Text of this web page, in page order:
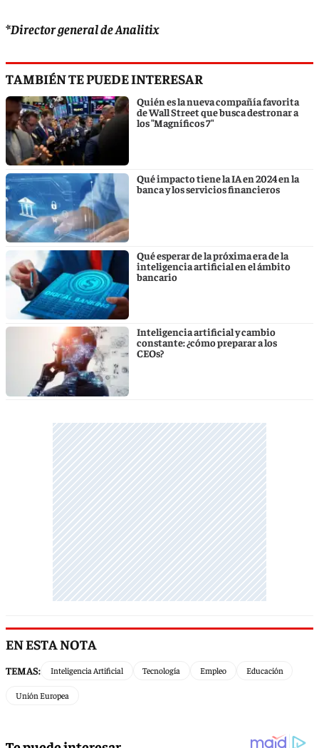
*Director general de Analitix
TAMBIÉN TE PUEDE INTERESAR
Quién es la nueva compañía favorita
de Wall Street que busca destronar a
los "Magníficos 7"
Qué impacto tiene la IA en 2024 en la
banca y los servicios financieros
Qué esperar de la próxima era de la
inteligencia artificial en el ámbito
bancario
Inteligencia artificial y cambio
constante: ¿cómo preparar a los
CEOs?
EN ESTA NOTA
TEMAS: Inteligencia Artificial Tecnología Empleo Educación
Unión Europea